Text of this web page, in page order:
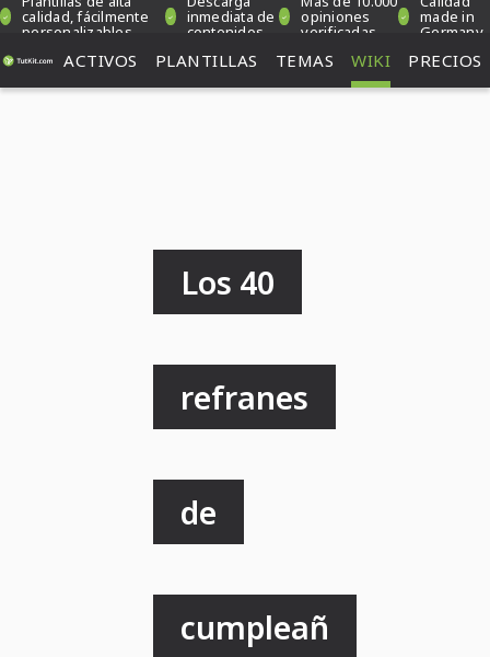
calidad, fácilmente
personalizables
inmediata de
contenidos
opiniones
verificadas
made in
Germany
ACTIVOS PLANTILLAS TEMAS WIKI PRECIOS
Los 40
refranes
de
cumpleañ